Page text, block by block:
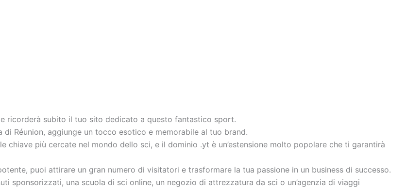
ricorderà subito il tuo sito dedicato a questo fantastico sport.
di Réunion, aggiunge un tocco esotico e memorabile al tuo brand.
chiave più cercate nel mondo dello sci, e il dominio .yt è un’estensione molto popolare che ti garantirà
puoi attirare un gran numero di visitatori e trasformare la tua passione in un business di successo.
sponsorizzati, una scuola di sci online, un negozio di attrezzatura da sci o un’agenzia di viaggi